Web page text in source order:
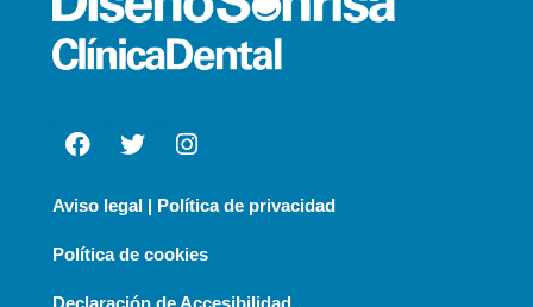
Aviso legal | Política de privacidad
Política de cookies
Declaración de Accesibilidad